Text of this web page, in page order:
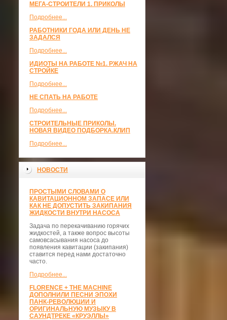
МЕГА-СТРОИТЕЛИ 1. ПРИКОЛЫ
Подробнее...
РАБОТНИКИ ГОДА ИЛИ ДЕНЬ НЕ
ЗАДАЛСЯ
Подробнее...
ИДИОТЫ НА РАБОТЕ №1. РЖАЧ НА
СТРОЙКЕ
Подробнее...
НЕ СПАТЬ НА РАБОТЕ
Подробнее...
СТРОИТЕЛЬНЫЕ ПРИКОЛЫ.
НОВАЯ ВИДЕО ПОДБОРКА.КЛИП
Подробнее...
НОВОСТИ
ПРОСТЫМИ СЛОВАМИ О
КАВИТАЦИОННОМ ЗАПАСЕ ИЛИ
КАК НЕ ДОПУСТИТЬ ЗАКИПАНИЯ
ЖИДКОСТИ ВНУТРИ НАСОСА
Задача по перекачиванию горячих
жидкостей, а также вопрос высоты
самовсасывания насоса до
появления кавитации (закипания)
ставится перед нами достаточно
часто.
Подробнее...
FLORENCE + THE MACHINE
ДОПОЛНИЛИ ПЕСНИ ЭПОХИ
ПАНК-РЕВОЛЮЦИИ И
ОРИГИНАЛЬНУЮ МУЗЫКУ В
САУНДТРЕКЕ «КРУЭЛЛЫ»